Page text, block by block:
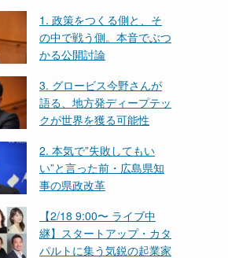
1. 政策をつくる側と、そ
の中で戦う側。本音でぶつ
かる公開討論
3. グロービス今野さんが
語る、地方発ディープテッ
クが世界を獲る可能性
2. 本気で”失敗してもい
い”と言った前・広島県知
事の県政改革
【2/18 9:00〜 ライブ中
継】スタートアップ・カタ
パルトに集う気鋭の起業家